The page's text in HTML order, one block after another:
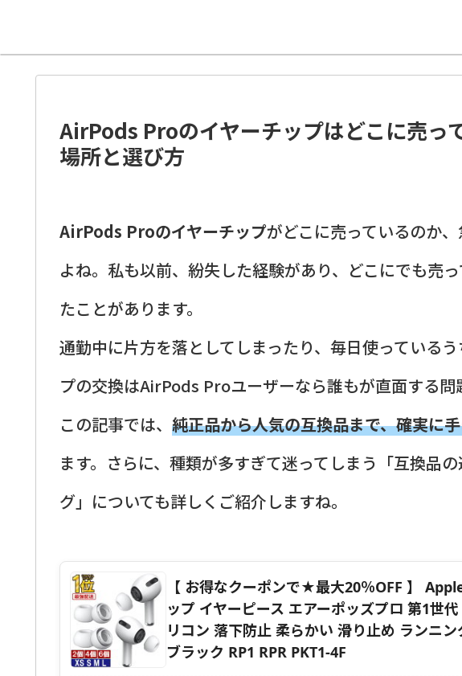
AirPods Proのイヤーチップはどこに売っ
場所と選び方
AirPods Proのイヤーチップがどこに売っているのか
よね。私も以前、紛失した経験があり、どこにでも売
たことがあります。
通勤中に片方を落としてしまったり、毎日使っている
プの交換はAirPods Proユーザーなら誰もが直面する問
この記事では、 純正品から人気の互換品まで、確実に
ます。さらに、種類が多すぎて迷ってしまう「互換品
グ」についても詳しくご紹介しますね。
【 お得なクーポンで★最大20％OFF 】
ップ イヤーピース エアーポッズプロ 第1世
リコン 落下防止 柔らかい 滑り止め ランニ
ブラック RP1 RPR PKT1-4F